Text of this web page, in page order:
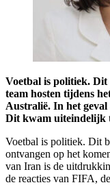
Voetbal is politiek. Dit
team hosten tijdens
Australië. In het
Dit kwam uiteindelijk
Voetbal is politiek. Dit
ontvangen op het
van Iran is de
de reacties van FIFA,